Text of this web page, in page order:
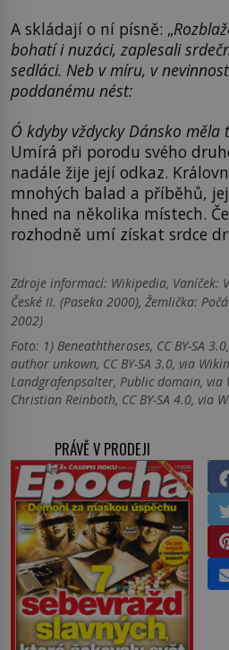
A skládají o ní písně: „
bohatí i nuzáci, zaplesali
sedláci. Neb v míru, v
poddanému nést:
Ó kdyby vždycky Dánsko
Umírá při porodu svého
nadále žije její odkaz.
mnohých balad a příběhů,
hned na několika místech.
rozhodně umí získat srdce
Zdroje informací: Wikipedia, Vaníček:
České II. (Paseka 2000), Žemlička:
2002)
Foto: 1) Beneaththeroses, CC BY-SA
author unkown, CC BY-SA 3.0, via
Landgrafenpsalter, Public domain, via
Christian Reinboth, CC BY-SA 4.0, via
PRÁVĚ V PRODEJI